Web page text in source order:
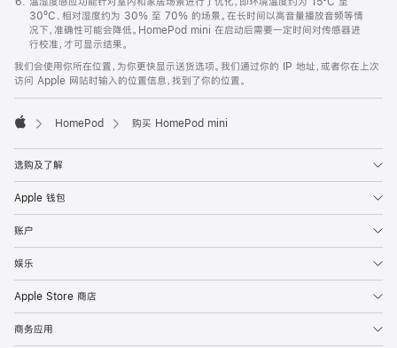
30ºC、相对湿度约为 30% 至 70% 的场景。在长时间以高音量播放音频等情
况下，准确性可能会降低。HomePod mini 在启动后需要一定时间对传感器进
行校准，才可显示结果。
我们会使用你所在位置，为你更快显示送货选项。我们通过你的 IP 地址，或者你在上次
访问 Apple 网站时输入的位置信息，找到了你的位置。
HomePod 购买 HomePod mini
选购及了解
Apple 钱包
账户
娱乐
Apple Store 商店
商务应用